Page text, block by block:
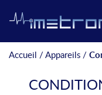
Accueil /Appareils /